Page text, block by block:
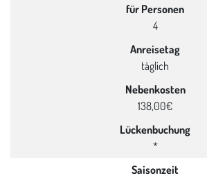
für Personen
4
Anreisetag
täglich
Nebenkosten
138,00€
Lückenbuchung
*
Saisonzeit